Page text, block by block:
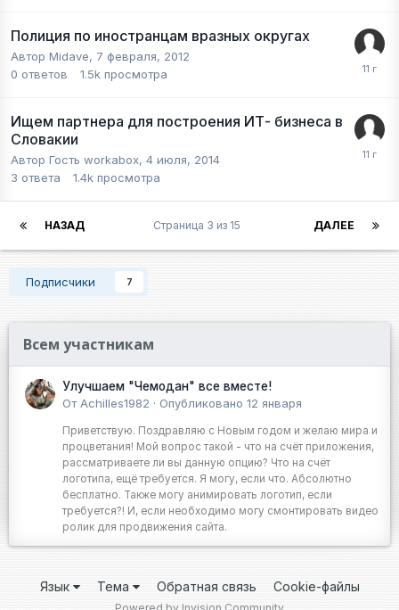
Полиция по иностранцам вразных округах
Автор Midave, 7 февраля, 2012
0 ответов 1.5k просмотра
Ищем партнера для построения ИТ- бизнеса в
Словакии
Автор Гость workabox, 4 июля, 2014
3 ответа 1.4k просмотра
НАЗАД ДАЛЕЕ
Страница 3 из 15
Подписчики 7
Всем участникам
Улучшаем "Чемодан" все вместе!
От Achilles1982 · Опубликовано 12 января
Приветствую. Поздравляю с Новым годом и желаю мира и
процветания! Мой вопрос такой - что на счёт приложения,
рассматриваете ли вы данную опцию? Что на счёт
логотипа, ещё требуется. Я могу, если что. Абсолютно
бесплатно. Также могу анимировать логотип, если
требуется?! И, если необходимо могу смонтировать видео
ролик для продвижения сайта.
Язык Тема Обратная связь Cookie-файлы